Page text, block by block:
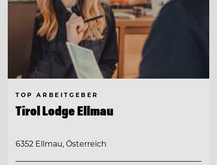
TOP ARBEITGEBER
Tirol Lodge Ellmau
6352 Ellmau, Österreich